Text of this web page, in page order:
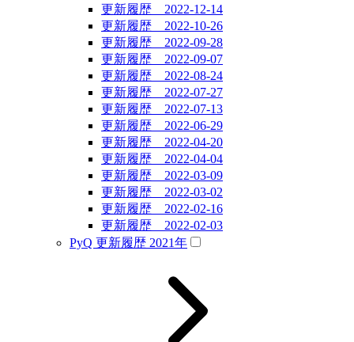
更新履歴 2022-12-14
更新履歴 2022-10-26
更新履歴 2022-09-28
更新履歴 2022-09-07
更新履歴 2022-08-24
更新履歴 2022-07-27
更新履歴 2022-07-13
更新履歴 2022-06-29
更新履歴 2022-04-20
更新履歴 2022-04-04
更新履歴 2022-03-09
更新履歴 2022-03-02
更新履歴 2022-02-16
更新履歴 2022-02-03
PyQ 更新履歴 2021年